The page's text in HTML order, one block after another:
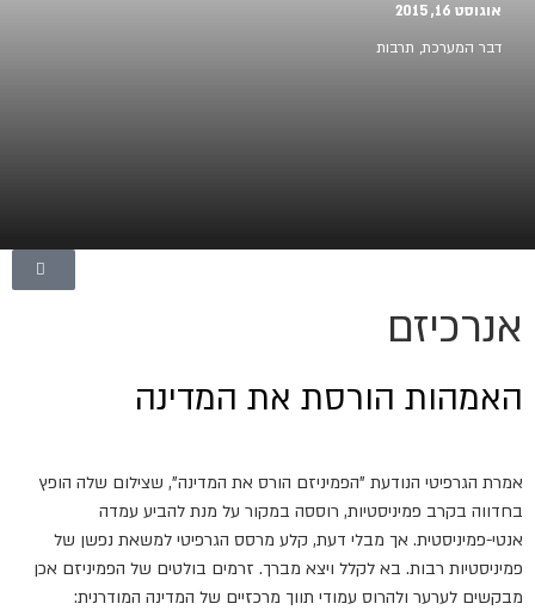
אוגוסט 16, 2015
דבר המערכת, תרבות
אנרכיזם
האמהות הורסת את המדינה
אמרת הגרפיטי הנודעת "הפמיניזם הורס את המדינה", שצילום שלה הופץ
בחדווה בקרב פמיניסטיות, רוססה במקור על מנת להביע עמדה
אנטי-פמיניסטית. אך מבלי דעת, קלע מרסס הגרפיטי למשאת נפשן של
פמיניסטיות רבות. בא לקלל ויצא מברך. זרמים בולטים של הפמיניזם אכן
מבקשים לערער ולהרוס עמודי תווך מרכזיים של המדינה המודרנית: